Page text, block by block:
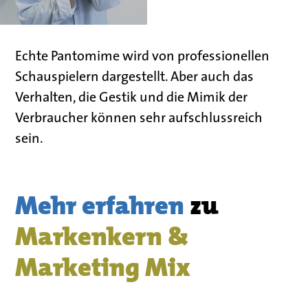
Echte Pantomime wird von professionellen
Schauspielern dargestellt. Aber auchdas
Verhalten, die Gestik und die Mimik der
Verbraucherkönnen sehr aufschlussreich
sein.
Mehr erfahrenzu
Markenkern &
Marketing Mix